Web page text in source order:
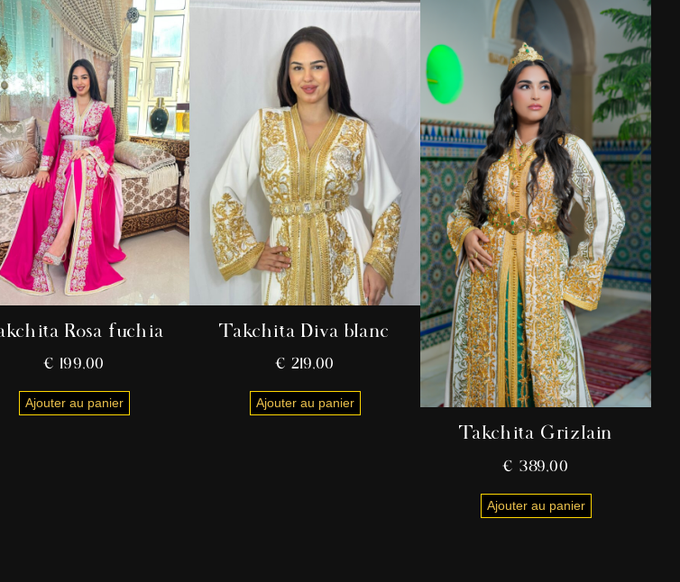
Rosa fuchia
€ 199,00
Ajouter au panier
Takchita Diva blanc
€ 219,00
Ajouter au panier
Takchita Grizlain
€ 389,00
Ajouter au panier